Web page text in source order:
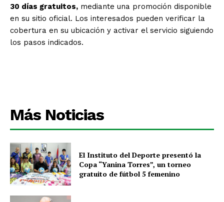
30 días gratuitos, mediante una promoción disponible
en su sitio oficial. Los interesados pueden verificar la
cobertura en su ubicación y activar el servicio siguiendo
los pasos indicados.
Más Noticias
El Instituto del Deporte presentó la
Copa “Yanina Torres”, un torneo
gratuito de fútbol 5 femenino